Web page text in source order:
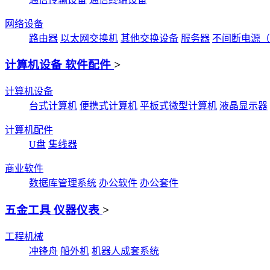
网络设备
路由器 以太网交换机 其他交换设备 服务器 不间断电源
计算机设备 软件配件 >
计算机设备
台式计算机 便携式计算机 平板式微型计算机 液晶显示器
计算机配件
U盘 集线器
商业软件
数据库管理系统 办公软件 办公套件
五金工具 仪器仪表 >
工程机械
冲锋舟 船外机 机器人成套系统